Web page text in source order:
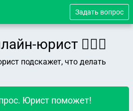
Задать вопрос
юрист 👨🏻‍⚖️
подскажет, что делать
Юрист поможет!